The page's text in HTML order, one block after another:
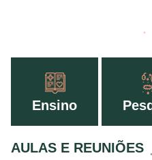
Ensino
AULAS E REUNIÕES